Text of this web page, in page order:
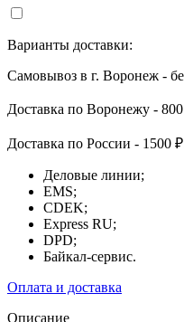
Варианты доставки:
Самовывоз в г. Воронеж -
Доставка по Воронежу -
Доставка по России - 1500
Деловые линии;
EMS;
CDEK;
Express RU;
DPD;
Байкал-сервис.
Оплата и доставка
Описание